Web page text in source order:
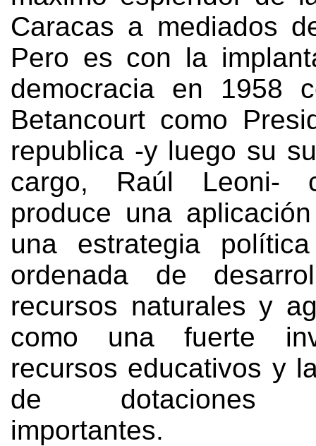
Caracas a mediados
Pero es con la
democracia en 1958
Betancourt como
republica -y luego su
cargo, Raúl Leoni-
produce una
una estrategia
ordenada de
recursos naturales y
como una fuerte
recursos educativos y
de dotaciones
importantes.